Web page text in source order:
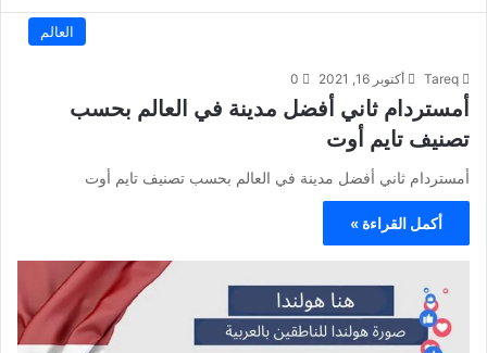
العالم
Tareq أكتوبر 16, 2021 0
أمستردام ثاني أفضل مدينة في العالم بحسب
تصنيف تايم أوت
أمستردام ثاني أفضل مدينة في العالم بحسب تصنيف تايم أوت
أكمل القراءة »